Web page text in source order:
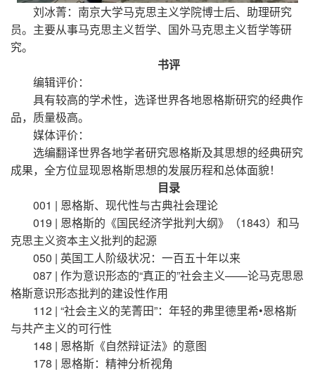
刘冰菁：南京大学马克思主义学院博士后、助理研究
员。主要从事马克思主义哲学、国外马克思主义哲学等研
究。
书评
编辑评价：
具有较高的学术性，选译世界各地恩格斯研究的经典作
品，质量极高。
媒体评价：
选编翻译世界各地学者研究恩格斯及其思想的经典研究
成果，全方位显现恩格斯思想的发展历程和总体面貌！
目录
001 | 恩格斯、现代性与古典社会理论
019 | 恩格斯的《国民经济学批判大纲》（1843）和马
克思主义资本主义批判的起源
050 | 英国工人阶级状况：一百五十年以来
087 | 作为意识形态的“真正的”社会主义——论马克思恩
格斯意识形态批判的建设性作用
112 | “社会主义的芜菁田”：年轻的弗里德里希•恩格斯
与共产主义的可行性
148 | 恩格斯《自然辩证法》的意图
178 | 恩格斯：精神分析视角